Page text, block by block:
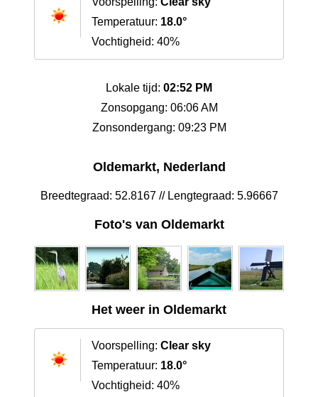
Temperatuur: 18.0°
Vochtigheid: 40%
Lokale tijd: 02:52 PM
Zonsopgang: 06:06 AM
Zonsondergang: 09:23 PM
Oldemarkt, Nederland
Breedtegraad: 52.8167 // Lengtegraad: 5.96667
Foto's van Oldemarkt
Het weer in Oldemarkt
Voorspelling: Clear sky
Temperatuur: 18.0°
Vochtigheid: 40%